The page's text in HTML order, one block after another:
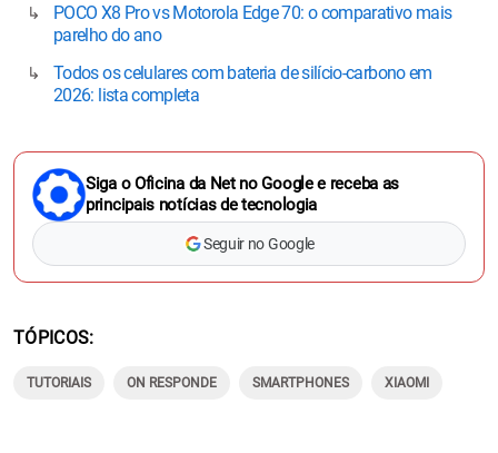
POCO X8 Pro vs Motorola Edge 70: o comparativo mais
parelho do ano
Todos os celulares com bateria de silício-carbono em
2026: lista completa
Siga o Oficina da Net no Google e receba as
principais notícias de tecnologia
Seguir no Google
TÓPICOS
TUTORIAIS ON RESPONDE SMARTPHONES XIAOMI